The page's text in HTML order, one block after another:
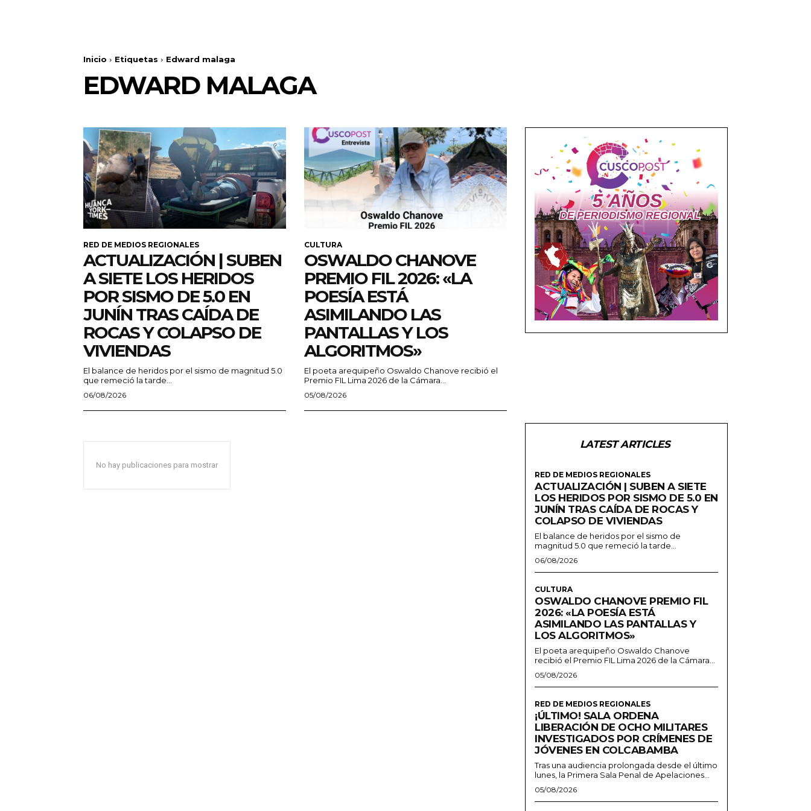
Inicio Etiquetas Edward malaga
EDWARD MALAGA
RED DE MEDIOS REGIONALES
ACTUALIZACIÓN | SUBEN
A SIETE LOS HERIDOS
POR SISMO DE 5.0 EN
JUNÍN TRAS CAÍDA DE
ROCAS Y COLAPSO DE
VIVIENDAS
El balance de heridos por el sismo de magnitud 5.0
que remeció la tarde...
06/08/2026
CULTURA
OSWALDO CHANOVE
PREMIO FIL 2026: «LA
POESÍA ESTÁ
ASIMILANDO LAS
PANTALLAS Y LOS
ALGORITMOS»
El poeta arequipeño Oswaldo Chanove recibió el
Premio FIL Lima 2026 de la Cámara...
05/08/2026
No hay publicaciones para mostrar
LATEST ARTICLES
RED DE MEDIOS REGIONALES
ACTUALIZACIÓN | SUBEN A SIETE
LOS HERIDOS POR SISMO DE 5.0 EN
JUNÍN TRAS CAÍDA DE ROCAS Y
COLAPSO DE VIVIENDAS
El balance de heridos por el sismo de
magnitud 5.0 que remeció la tarde...
06/08/2026
CULTURA
OSWALDO CHANOVE PREMIO FIL
2026: «LA POESÍA ESTÁ
ASIMILANDO LAS PANTALLAS Y
LOS ALGORITMOS»
El poeta arequipeño Oswaldo Chanove
recibió el Premio FIL Lima 2026 de la Cámara...
05/08/2026
RED DE MEDIOS REGIONALES
¡ÚLTIMO! SALA ORDENA
LIBERACIÓN DE OCHO MILITARES
INVESTIGADOS POR CRÍMENES DE
JÓVENES EN COLCABAMBA
Tras una audiencia prolongada desde el último
lunes, la Primera Sala Penal de Apelaciones...
05/08/2026